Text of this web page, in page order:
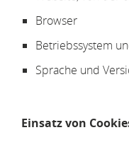
Browser
Betriebssystem
Sprache und
Einsatz von